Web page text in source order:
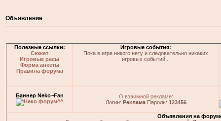
Объявление
Полезные ссылки:
Сюжет
Игровые расы
Форма анкеты
Правила форума
Игровые события:
Пока в игре никого нету и следовательно никаких
игровых событий...
Баннер Neko~Fan
О взаимной рекламе:
Логин: РекламаПароль: 123456
Объявления на